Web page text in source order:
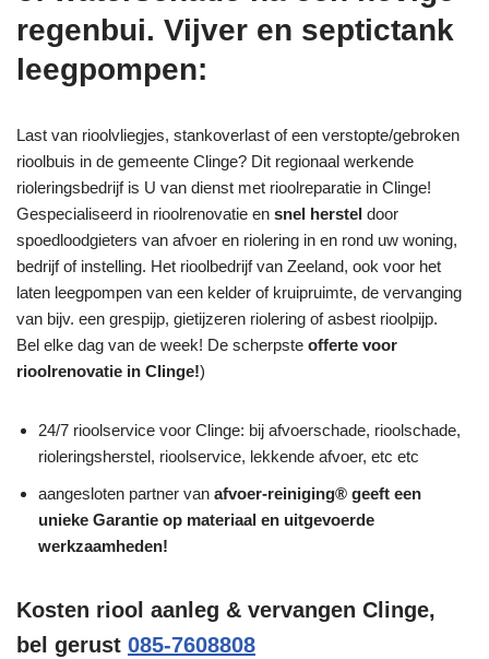
regenbui. Vijver en septictank
leegpompen:
Last van rioolvliegjes, stankoverlast of een verstopte/gebroken
rioolbuis in de gemeente Clinge? Dit regionaal werkende
rioleringsbedrijf is U van dienst met rioolreparatie in Clinge!
Gespecialiseerd in rioolrenovatie en snel herstel door
spoedloodgieters van afvoer en riolering in en rond uw woning,
bedrijf of instelling. Het rioolbedrijf van Zeeland, ook voor het
laten leegpompen van een kelder of kruipruimte, de vervanging
van bijv. een grespijp, gietijzeren riolering of asbest rioolpijp.
Bel elke dag van de week! De scherpste offerte voor
rioolrenovatie in Clinge!)
24/7 rioolservice voor Clinge: bij afvoerschade, rioolschade,
rioleringsherstel, rioolservice, lekkende afvoer, etc etc
aangesloten partner van afvoer-reiniging® geeft een
unieke Garantie op materiaal en uitgevoerde
werkzaamheden!
Kosten riool aanleg & vervangen Clinge,
bel gerust 085-7608808